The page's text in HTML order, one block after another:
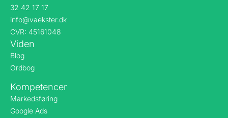
32 42 17 17
info@vaekster.dk
CVR: 45161048
Viden
Blog
Ordbog
Kompetencer
Markedsføring
Google Ads